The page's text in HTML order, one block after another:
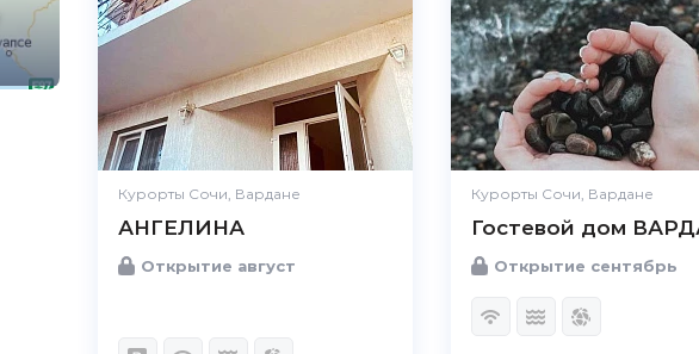
Курорты Сочи, Вардане
АНГЕЛИНА
Открытие август
Курорты Сочи, Вардане
Гостевой дом
Открытие сентябрь